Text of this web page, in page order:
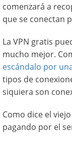
comenzará a
que se conectan
La VPN gratis
mucho mejor.
escándalo por
tipos de
siquiera son
Como dice el
pagando por el